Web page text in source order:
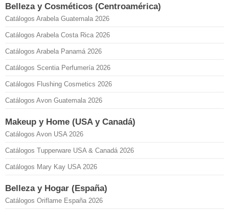
Belleza y Cosméticos (Centroamérica)
Catálogos Arabela Guatemala 2026
Catálogos Arabela Costa Rica 2026
Catálogos Arabela Panamá 2026
Catálogos Scentia Perfumería 2026
Catálogos Flushing Cosmetics 2026
Catálogos Avon Guatemala 2026
Makeup y Home (USA y Canadá)
Catálogos Avon USA 2026
Catálogos Tupperware USA & Canadá 2026
Catálogos Mary Kay USA 2026
Belleza y Hogar (España)
Catálogos Oriflame España 2026